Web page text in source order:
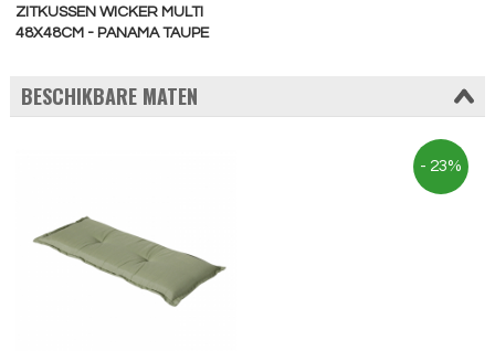
ZITKUSSEN WICKER MULTI
48X48CM - PANAMA TAUPE
BESCHIKBARE MATEN
- 23%